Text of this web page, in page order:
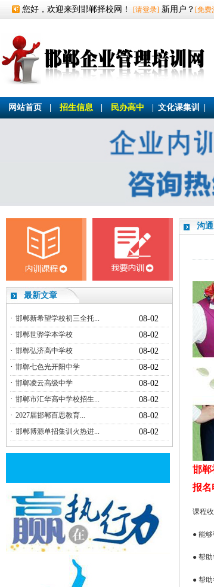
您好，欢迎来到邯郸择校网！ [请登录] 新用户？ [免费
网站首页 招生信息 民办高中 文化课集训
最新文章
· 邯郸新希望学校初三全托...
08-02
· 邯郸世骅学本学校
08-02
· 邯郸弘济高中学校
08-02
· 邯郸七色光开阳中学
08-02
· 邯郸凌云高级中学
08-02
· 邯郸市汇华高中学校招生...
08-02
· 2027届邯郸百思教育...
08-02
· 邯郸博源单招集训火热进... 08-02
沟
邯郸
报名
课程收
● 能
● 帮
● 帮